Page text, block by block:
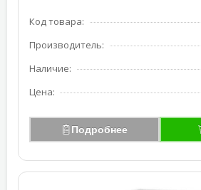
Код товара:
Производитель:
Наличие:
Цена:
Подробнее